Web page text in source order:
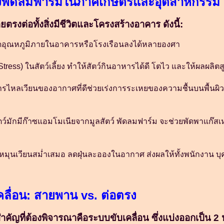
รงต่อทั้งสิ่งมีชีวิตและโครงสร้างอาคาร ดังนี้:
ณหภูมิภายในอาคารหรือโรงเรือนลงได้หลายองศา
ในสัตว์เลี้ยง ทำให้สัตว์กินอาหารได้ดี โตไว และให้ผลผลิต
ไหลเวียนของอากาศที่ดีช่วยเร่งการระเหยของความชื้นบนพื้นผิ
กมีก๊าซแอมโมเนียจากมูลสัตว์ พัดลมฟาร์ม จะช่วยพัดพาแก๊สเ
นเวียนสม่ำเสมอ ลดฝุ่นละอองในอากาศ ส่งผลให้ทั้งพนักงาน บุ
ลื่อน: สายพาน vs. ต่อตรง
คัญที่ต้องพิจารณาคือระบบขับเคลื่อน ซึ่งแบ่งออกเป็น 2